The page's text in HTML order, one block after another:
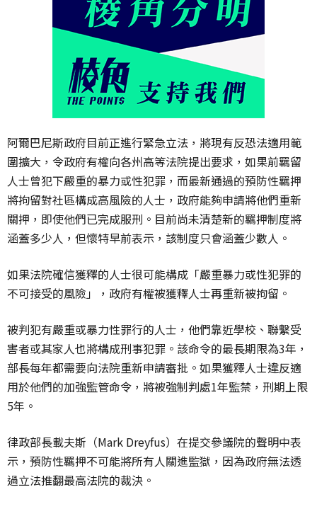
阿爾巴尼斯政府目前正進行緊急立法，將現有反恐法適用範
圍擴大，令政府有權向各州高等法院提出要求，如果前羈留
人士曾犯下嚴重的暴力或性犯罪，而最新通過的預防性羈押
將拘留對社區構成高風險的人士，政府能夠申請將他們重新
關押，即使他們已完成服刑。目前尚未清楚新的羈押制度將
涵蓋多少人，但懷特早前表示，該制度只會涵蓋少數人。
如果法院確信獲釋的人士很可能構成「嚴重暴力或性犯罪的
不可接受的風險」，政府有權被獲釋人士再重新被拘留。
被判犯有嚴重或暴力性罪行的人士，他們靠近學校、聯繫受
害者或其家人也將構成刑事犯罪。該命令的最長期限為3年，
部長每年都需要向法院重新申請審批。如果獲釋人士違反適
用於他們的加強監管命令，將被強制判處1年監禁，刑期上限
5年。
律政部長載夫斯（Mark Dreyfus）在提交參議院的聲明中表
示，預防性羈押不可能將所有人關進監獄，因為政府無法透
過立法推翻最高法院的裁決。